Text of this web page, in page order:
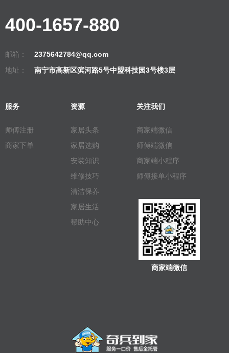
400-1657-880
邮箱：
2375642784@qq.com
地址：
南宁市高新区滨河路5号中盟科技园3号楼3层
服务
师傅注册
商家下单
资源
家居头条
家居选购
安装知识
维修技巧
清洁保养
家居生活
帮助中心
关注我们
商家端微信
师傅端微信
商家端小程序
师傅接单小程序
商家端微信